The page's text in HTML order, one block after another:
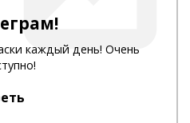
каждый день! Очень